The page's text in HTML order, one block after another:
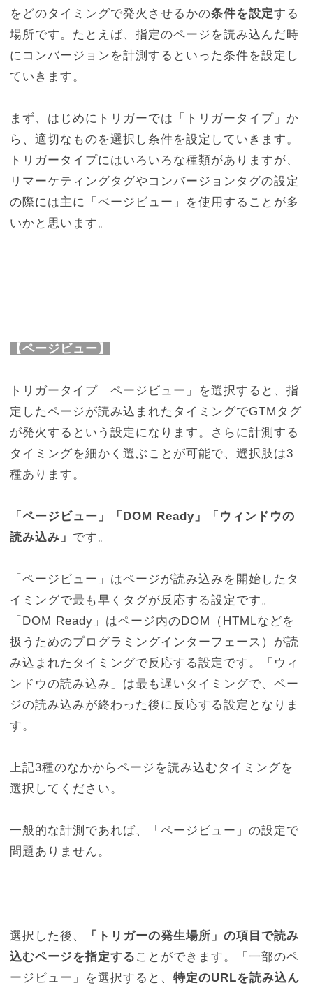
をどのタイミングで発火させるかの条件を設定する
場所です。たとえば、指定のページを読み込んだ時
にコンバージョンを計測するといった条件を設定し
ていきます。
まず、はじめにトリガーでは「トリガータイプ」か
ら、適切なものを選択し条件を設定していきます。
トリガータイプにはいろいろな種類がありますが、
リマーケティングタグやコンバージョンタグの設定
の際には主に「ページビュー」を使用することが多
いかと思います。
【ページビュー】
トリガータイプ「ページビュー」を選択すると、指
定したページが読み込まれたタイミングでGTMタグ
が発火するという設定になります。さらに計測する
タイミングを細かく選ぶことが可能で、選択肢は3
種あります。
「ページビュー」「DOM Ready」「ウィンドウの
読み込み」 です。
「ページビュー」はページが読み込みを開始したタ
イミングで最も早くタグが反応する設定です。
「DOM Ready」はページ内のDOM（HTMLなどを
扱うためのプログラミングインターフェース）が読
み込まれたタイミングで反応する設定です。「ウィ
ンドウの読み込み」は最も遅いタイミングで、ペー
ジの読み込みが終わった後に反応する設定となりま
す。
上記3種のなかからページを読み込むタイミングを
選択してください。
一般的な計測であれば、「ページビュー」の設定で
問題ありません。
選択した後、
「トリガーの発生場所」の項目で読み
込むページを指定する ことができます。「一部のペ
ージビュー」を選択すると、特定のURLを読み込ん